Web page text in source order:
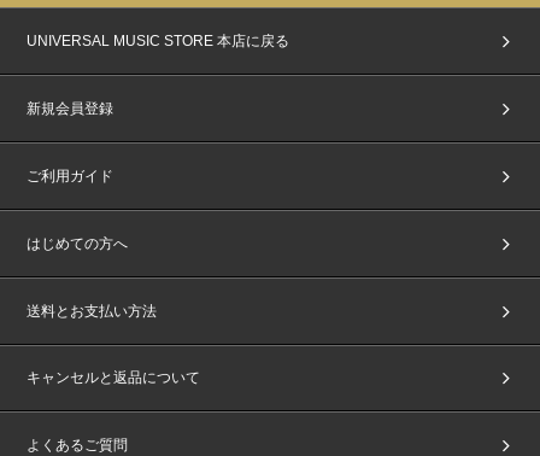
UNIVERSAL MUSIC STORE 本店に戻る
新規会員登録
ご利用ガイド
はじめての方へ
送料とお支払い方法
キャンセルと返品について
よくあるご質問